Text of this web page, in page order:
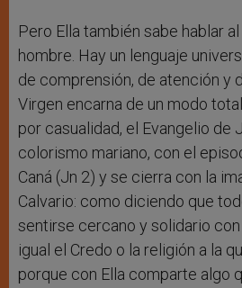
Pero Ella también sabe hablar
hombre. Hay un lenguaje
de comprensión, de atención y
Virgen encarna de un modo
por casualidad, el Evangelio de
colorismo mariano, con el
Caná (Jn 2) y se cierra con la
Calvario: como diciendo que
sentirse cercano y solidario
igual el Credo o la religión a la
porque con Ella comparte algo